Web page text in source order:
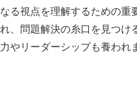
る視点を理解するための重
問題解決の糸口を見つけ
やリーダーシップも養われ